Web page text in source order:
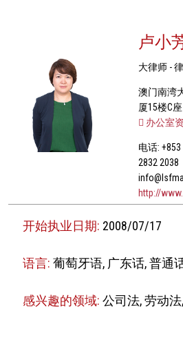
卢小
大律师 -
澳门南湾
厦15楼C座
办公室
电话:
2832 2038
http://
开始执业日期: 2008/07/17
语言:葡萄牙语, 广东话, 普通
感兴趣的领域:公司法, 劳动